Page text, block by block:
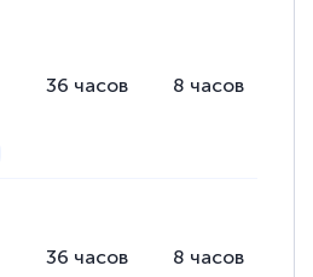
уровня
Академии! Грамотное,
Всё чётко и
повышение
36 часов 8 часов
36 часов 8 часов